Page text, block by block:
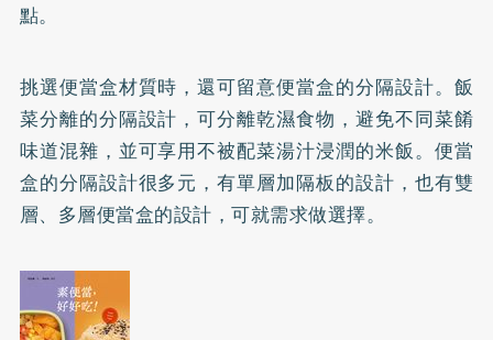
點。
挑選便當盒材質時，還可留意便當盒的分隔設計。飯
菜分離的分隔設計，可分離乾濕食物，避免不同菜餚
味道混雜，並可享用不被配菜湯汁浸潤的米飯。便當
盒的分隔設計很多元，有單層加隔板的設計，也有雙
層、多層便當盒的設計，可就需求做選擇。